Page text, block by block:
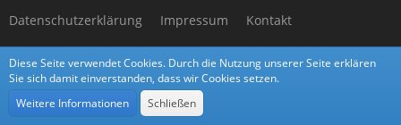
Datenschutzerklärung Impressum Kontakt
Community-Software:WoltLab Suite™
Stil:Alphavon
Diese Seite verwendet Cookies. Durch die Nutzung unserer Seite erklären
Sie sich damit einverstanden, dass wir Cookies setzen.
Weitere Informationen
Schließen